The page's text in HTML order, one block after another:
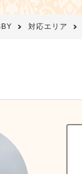
対応エリア